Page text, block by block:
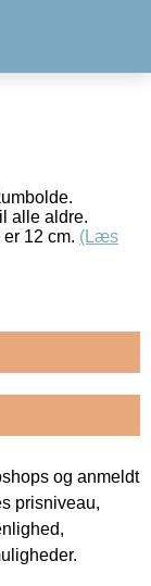
alle aldre.
12 cm. (Læs
og anmeldt
prisniveau,